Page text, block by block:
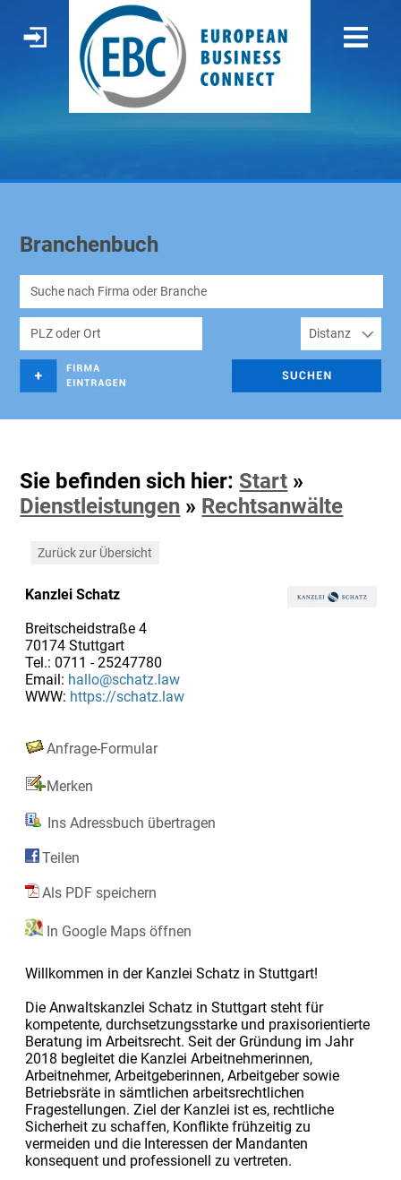
Branchenbuch
Sie befinden sich hier: Start »
Dienstleistungen » Rechtsanwälte
Zurück zur Übersicht
Kanzlei Schatz
Breitscheidstraße 4
70174 Stuttgart
Tel.: 0711 - 25247780
Email: hallo@schatz.law
WWW: https://schatz.law
Anfrage-Formular
Merken
Ins Adressbuch übertragen
Teilen
Als PDF speichern
In Google Maps öffnen
Willkommen in der Kanzlei Schatz in Stuttgart!
Die Anwaltskanzlei Schatz in Stuttgart steht für
kompetente, durchsetzungsstarke und praxisorientierte
Beratung im Arbeitsrecht. Seit der Gründung im Jahr
2018 begleitet die Kanzlei Arbeitnehmerinnen,
Arbeitnehmer, Arbeitgeberinnen, Arbeitgeber sowie
Betriebsräte in sämtlichen arbeitsrechtlichen
Fragestellungen. Ziel der Kanzlei ist es, rechtliche
Sicherheit zu schaffen, Konflikte frühzeitig zu
vermeiden und die Interessen der Mandanten
konsequent und professionell zu vertreten.